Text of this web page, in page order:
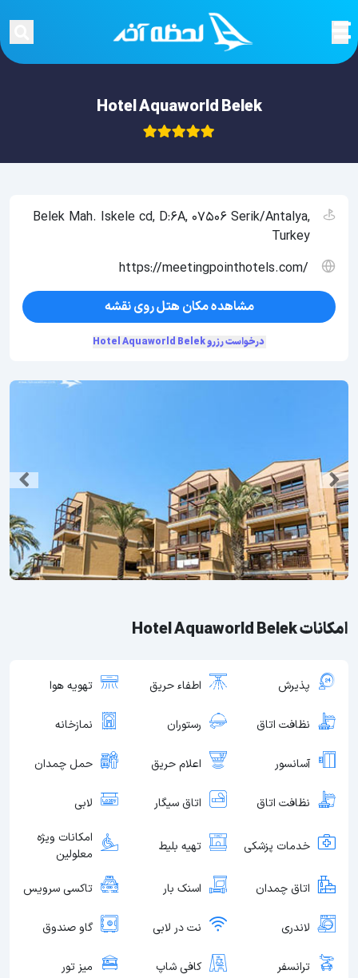
Hotel Aquaworld Belek
امکانات Hotel Aquaworld Belek
پذیرش اطفاء حریق تهویه هوا
نظافت اتاق رستوران نمازخانه
آسانسور اعلام حریق حمل چمدان
نظافت اتاق اتاق سیگار لابی
خدمات پزشکی تهیه بلیط
امکانات ویژه
معلولین
اتاق چمدان اسنک بار تاکسی سرویس
لاندری نت در لابی گاو صندوق
ترانسفر کافی شاپ میز تور
Belek Mah. Iskele cd, D:6A, 07506 Serik/Antalya,
Turkey
https://meetingpointhotels.com/
مشاهده مکان هتل روی نقشه
درخواست رزرو Hotel Aquaworld Belek